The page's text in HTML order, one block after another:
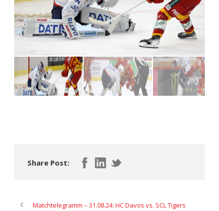
Share Post:
Matchtelegramm – 31.08.24: HC Davos vs. SCL Tigers